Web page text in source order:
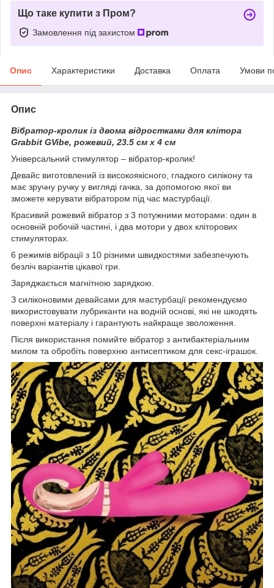
Що таке купити з Пром?
Замовлення під захистом
Опис Характеристики Доставка Оплата Умови
Опис
Вібратор-кролик із двома відростками для клітора
Grabbit GVibe, рожевий, 23.5 см х 4 см
Універсальний стимулятор – вібратор-кролик!
Девайс виготовлений із високоякісного, гладкого силікону та
має зручну ручку у вигляді гачка, за допомогою якої ви
зможете керувати вібратором під час мастурбації.
Красивий рожевий вібратор з 3 потужними моторами: один в
основній робочій частині, і два мотори у двох кліторових
стимуляторах.
6 режимів вібрації з 10 різними швидкостями забезпечують
безліч варіантів цікавої гри.
Заряджається магнітною зарядкою.
З силіконовими девайсами для мастурбації рекомендуємо
використовувати лубриканти на водній основі, які не шкодять
поверхні матеріалу і гарантують найкраще зволоження.
Після використання помийте вібратор з антибактеріальним
милом та обробіть поверхню антисептиком для секс-іграшок.